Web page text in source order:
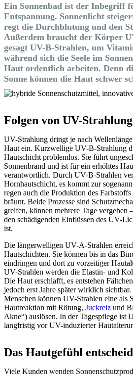
Ein Sonnenbad ist der Inbegriff
Entspannung. Sonnenlicht
regt die Durchblutung und den
Außerdem braucht der Körper
gesagt UV-B-Strahlen, um
während sich die Seele im
Haut ordentlich arbeiten. Denn
Sonne können die Haut schwer
Folgen von UV-Strahlung
UV-Strahlung dringt je nach
Haut ein. Kurzwellige UV-B-Strahlung
Hautschicht problemlos. Sie führt
Sonnenbrand und ist für ein erhöhtes
verantwortlich. Durch UV-B-Strahlen
Hornhautschicht, es kommt zur
regen auch die Produktion des
bräunt. Beide Prozesse sind
greifen, können mehrere Tage vergehen
den schädigenden Einflüssen des UV-
ist.
Die längerwelligen UV-A-Strahlen
Hautschichten. Sie können bis in das
eindringen und dort zu vorzeitiger
UV-Strahlen werden die Elastin- und
Die Haut erschlafft, es entstehen
jedoch erst Jahre später wirklich
Menschen können UV-Strahlen eine als
Hautreaktion mit Rötung, Juckreiz und
Akne“) auslösen. In der Tagespflege ist
langfristig vor UV-induzierter
Das Hautgefühl
Viele Kunden wenden